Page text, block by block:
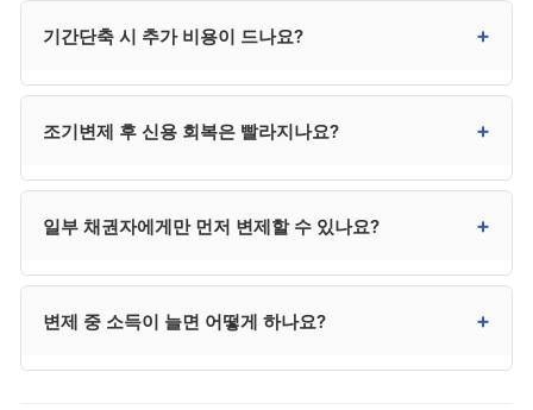
등이 일반적입니다. 자금 출처를 명확히 기록해두는 것이
기간단축 시 추가 비용이 드나요? +
있습니다. 사무소마다 조건이 다르며, 통상 50만~150만
조기변제 후 신용 회복은 빨라지나요? +
후 5년)도 그만큼 앞당겨집니다. 결과적으로 신용 회복
일부 채권자에게만 먼저 변제할 수 있나요? +
편파변제로 금지됩니다. 변제는 모든 채권자에게
변제 중 소득이 늘면 어떻게 하나요? +